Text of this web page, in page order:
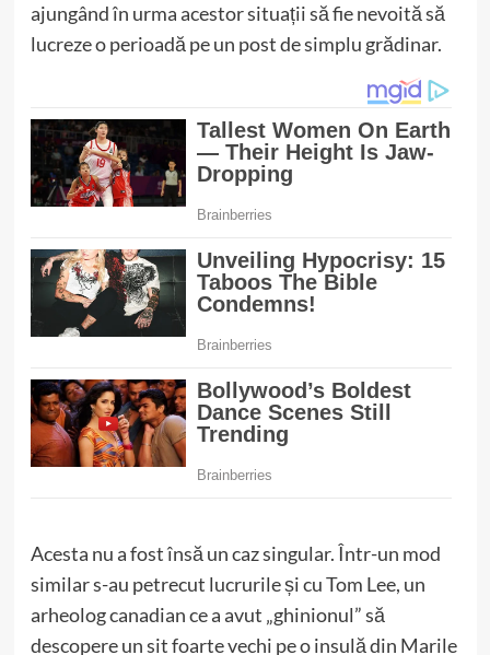
ajungând în urma acestor situații să fie nevoită să
lucreze o perioadă pe un post de simplu grădinar.
Acesta nu a fost însă un caz singular. Într-un mod
similar s-au petrecut lucrurile și cu Tom Lee, un
arheolog canadian ce a avut „ghinionul” să
descopere un sit foarte vechi pe o insulă din Marile